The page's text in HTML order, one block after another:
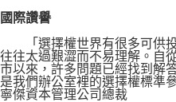
國際讚譽
「選擇權世界有很多可供投
往往太過艱澀而不易理解。自
市以來，許多問題已經找到解
是我們辦公室裡的選擇權標
寧傑資本管理公司總裁